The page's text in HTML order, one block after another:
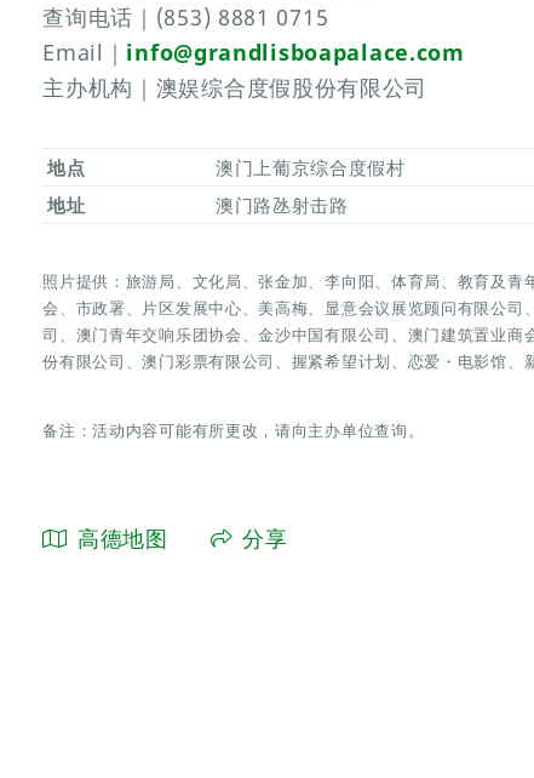
查询电话｜(853) 8881 0715
Email｜ info@grandlisboapalace.com
主办机构｜澳娱综合度假股份有限公司
地点
澳门上葡京综合度假村
地址
澳门路氹射击路
照片提供：旅游局、文化局、张金加、李向阳、体育局、教育及
会、市政署、片区发展中心、美高梅、显意会议展览顾问有限公
司、澳门青年交响乐团协会、金沙中国有限公司、澳门建筑置业
份有限公司、澳门彩票有限公司、握紧希望计划、恋爱・电影馆、
备注：活动内容可能有所更改，请向主办单位查询。
高德地图 分享